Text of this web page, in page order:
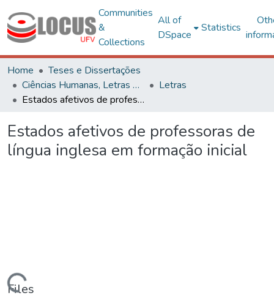
Communities
&
Collections
All of
DSpace
Statistics
Home
Teses e Dissertações
Ciências Humanas, Letras e Artes
Letras
Estados afetivos de professoras de língua inglesa em formação inicial
Estados afetivos de professoras de
língua inglesa em formação inicial
Files